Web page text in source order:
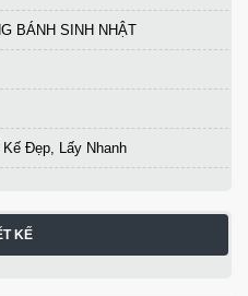
BÁNH SINH NHẬT
Đẹp, Lấy Nhanh
KẾ